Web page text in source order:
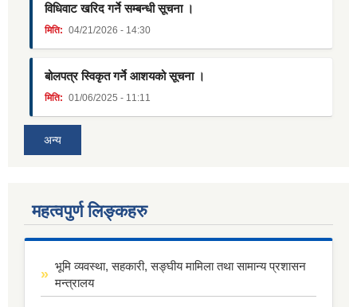
विधिवाट खरिद गर्ने सम्बन्धी सूचना ।
मिति: 04/21/2026 - 14:30
बोलपत्र स्विकृत गर्ने आशयको सूचना ।
मिति: 01/06/2025 - 11:11
अन्य
महत्वपुर्ण लिङ्कहरु
भूमि व्यवस्था, सहकारी, सङ्घीय मामिला तथा सामान्य प्रशासन
मन्त्रालय